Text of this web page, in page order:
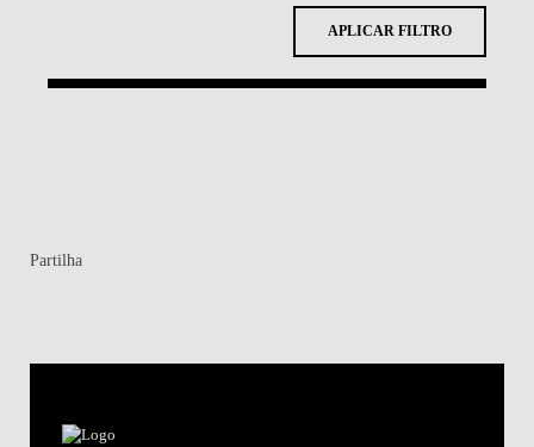
APLICAR FILTRO
Partilha